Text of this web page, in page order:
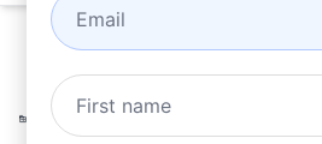
Home / AIプロンプト
Prompts /
1つの段落をSEO対応の人